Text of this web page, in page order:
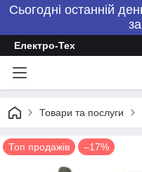
Сьогодні останній
Електро-Тех
Товари та послуги
Топ продажів –17%